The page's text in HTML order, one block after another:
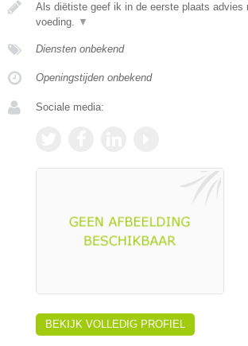
Als diëtiste geef ik in de eerste plaats advies
voeding. ▼
Diensten onbekend
Openingstijden onbekend
Sociale media:
BEKIJK VOLLEDIG PROFIEL